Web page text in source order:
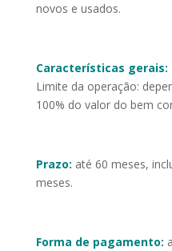
novos e usados.
Características gerais:
Limite da operação:
100% do valor do bem
Prazo: até 60 meses,
meses.
Forma de pagamento: